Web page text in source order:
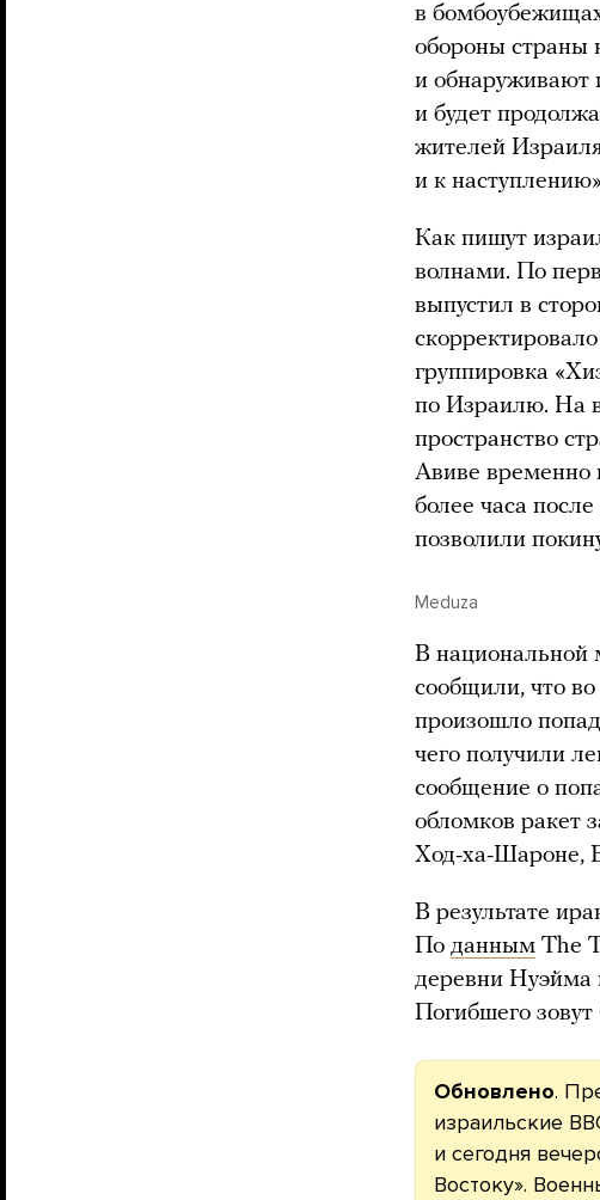
в
обороны страны
и обнаруживают
и будет
жителей
и к
Как пишут
волнами. По
выпустил в
группировка
по Израилю. На
пространство
Авиве временно
более часа
позволили
Meduza
В
сообщили, что
произошло
чего получили
сообщение о
обломков ракет
Ход-ха-Шароне,
В результате
По данным The
деревни Нуэйма
Погибшего
Обновлено.
израильские
и сегодня
Востоку».